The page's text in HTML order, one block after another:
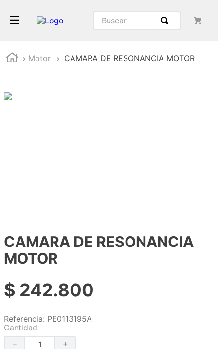
Motor CAMARA DE RESONANCIA MOTOR
CAMARA DE RESONANCIA
MOTOR
$ 242.800
Referencia: PE0113195A
Cantidad
＋
－